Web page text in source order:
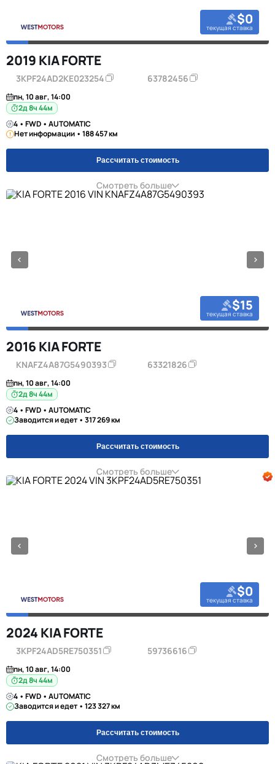
$0
текущая ставка
2019 KIA FORTE
3KPF24AD2KE023254 63782456
пн, 10 авг, 14:00
2д 8ч 44м
4 • FWD • AUTOMATIC
Нет информации • 188 457 км
Рассчитать стоимость
Смотреть больше
$15
текущая ставка
2016 KIA FORTE
KNAFZ4A87G5490393 63321826
пн, 10 авг, 14:00
2д 8ч 44м
4 • FWD • AUTOMATIC
Заводится и едет • 317 269 км
Рассчитать стоимость
Смотреть больше
$0
текущая ставка
2024 KIA FORTE
3KPF24AD5RE750351 59736616
пн, 10 авг, 14:00
2д 8ч 44м
4 • FWD • AUTOMATIC
Заводится и едет • 123 327 км
Рассчитать стоимость
Смотреть больше